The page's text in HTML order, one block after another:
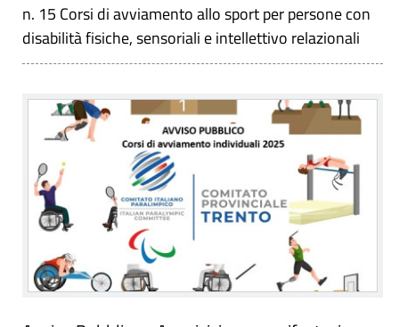
n. 15 Corsi di avviamento allo sport per persone con
disabilità fisiche, sensoriali e intellettivo relazionali